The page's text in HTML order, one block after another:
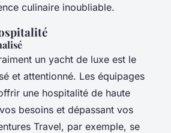
culinaire inoubliable.
un yacht de luxe est le
et attentionné. Les équipages
une hospitalité de haute
besoins et dépassant vos
Travel, par exemple, se